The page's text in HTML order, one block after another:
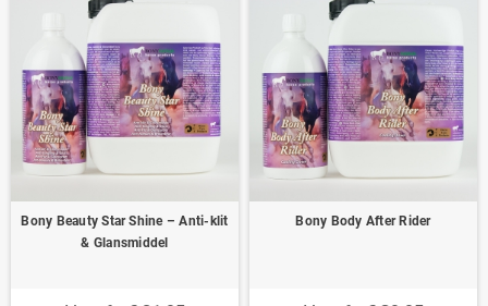
Bony Beauty Star Shine – Anti-klit
& Glansmiddel
Bony Body After Rider